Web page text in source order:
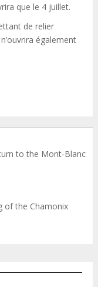
que le 4 juillet.
de relier
également
to the Mont-Blanc
of the Chamonix